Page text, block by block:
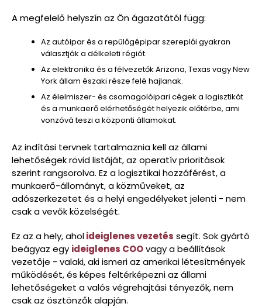
A megfelelő helyszín az Ön ágazatától függ:
Az autóipar és a repülőgépipar szereplői gyakran
választják a délkeleti régiót.
Az elektronika és a félvezetők Arizona, Texas vagy New
York állam északi része felé hajlanak.
Az élelmiszer- és csomagolóipari cégek a logisztikát
és a munkaerő elérhetőségét helyezik előtérbe, ami
vonzóvá teszi a központi államokat.
Az indítási tervnek tartalmaznia kell az állami
lehetőségek rövid listáját, az operatív prioritások
szerint rangsorolva. Ez a logisztikai hozzáférést, a
munkaerő-állományt, a közműveket, az
adószerkezetet és a helyi engedélyeket jelenti - nem
csak a vevők közelségét.
Ez az a hely, aholideiglenes vezetés segít. Sok gyártó
beágyaz egy ideiglenes COOvagy a beállítások
vezetője - valaki, aki ismeri az amerikai létesítmények
működését, és képes feltérképezni az állami
lehetőségeket a valós végrehajtási tényezők, nem
csak az ösztönzők alapján.